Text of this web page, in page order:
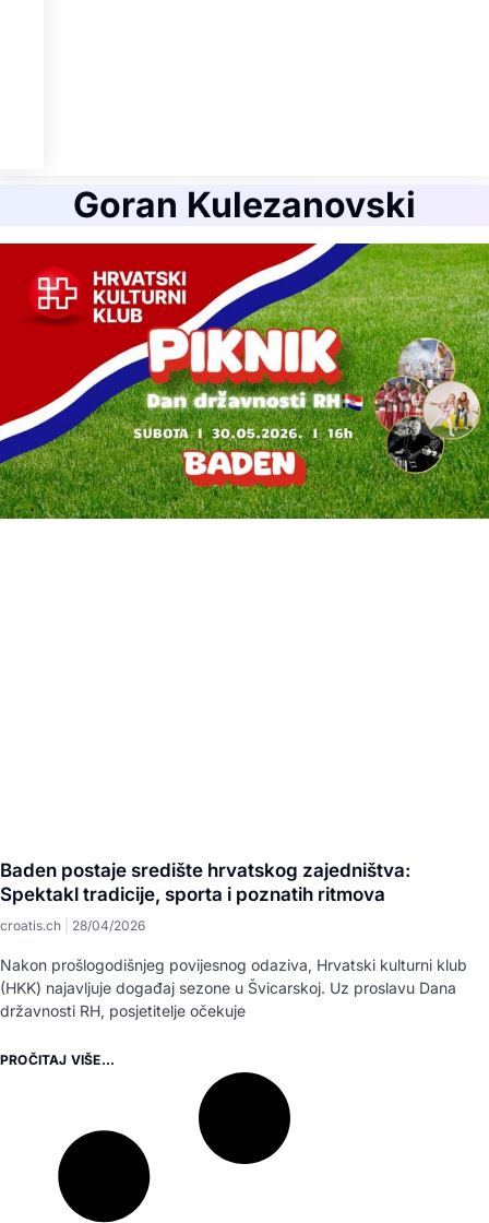
Goran Kulezanovski
Baden postaje središte hrvatskog zajedništva:
Spektakl tradicije, sporta i poznatih ritmova
croatis.ch 28/04/2026
Nakon prošlogodišnjeg povijesnog odaziva, Hrvatski kulturni klub
(HKK) najavljuje događaj sezone u Švicarskoj. Uz proslavu Dana
državnosti RH, posjetitelje očekuje
PROČITAJ VIŠE...